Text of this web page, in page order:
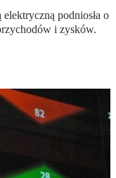
podniosła o
i zysków.